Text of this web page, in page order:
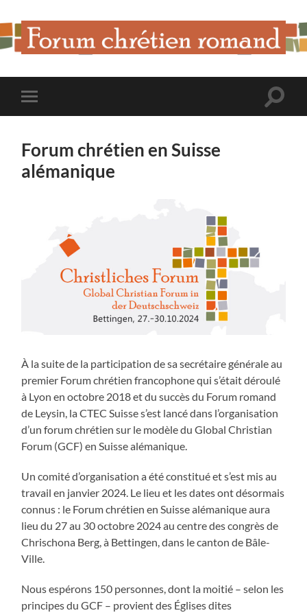
Forum
Romand
Toggle
mobile
Toggle
Forum chrétien en Suisse
alémanique
À la suite de la participation de sa secrétaire générale au
premier Forum chrétien francophone qui s’était déroulé
à Lyon en octobre 2018 et du succès du Forum romand
de Leysin, la CTEC Suisse s’est lancé dans l’organisation
d’un forum chrétien sur le modèle du Global Christian
Forum (GCF) en Suisse alémanique.
Un comité d’organisation a été constitué et s’est mis au
travail en janvier 2024. Le lieu et les dates ont désormais
connus : le Forum chrétien en Suisse alémanique aura
lieu du 27 au 30 octobre 2024 au centre des congrès de
Chrischona Berg, à Bettingen, dans le canton de Bâle-
Ville.
Nous espérons 150 personnes, dont la moitié – selon les
principes du GCF – provient des Églises dites